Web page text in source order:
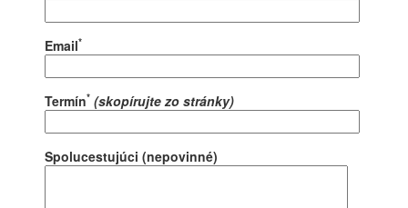
Email*
Termín* (skopírujte zo stránky)
Spolucestujúci (nepovinné)